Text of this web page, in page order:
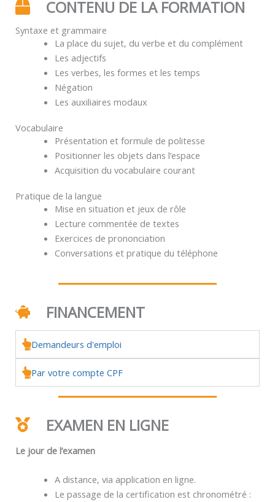
CONTENU DE LA FORMATION
Syntaxe et grammaire
La place du sujet, du verbe et du complément
Les adjectifs
Les verbes, les formes et les temps
Négation
Les auxiliaires modaux
Vocabulaire
Présentation et formule de politesse
Positionner les objets dans l’espace
Acquisition du vocabulaire courant
Pratique de la langue
Mise en situation et jeux de rôle
Lecture commentée de textes
Exercices de prononciation
Conversations et pratique du téléphone
FINANCEMENT
Demandeurs d'emploi
Par votre compte CPF
EXAMEN EN LIGNE
Le jour de l’examen
A distance, via application en ligne.
Le passage de la certification est chronométré :